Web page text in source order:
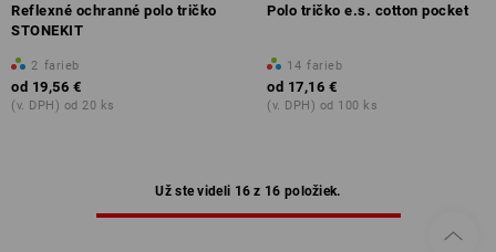
Reflexné ochranné polo tričko
STONEKIT
2 farieb
od 19,56 €
(v. DPH) od 20 ks
Polo tričko e.s. cotton pocket
14 farieb
od 17,16 €
(v. DPH) od 100 ks
Už ste videli 16 z 16 položiek.